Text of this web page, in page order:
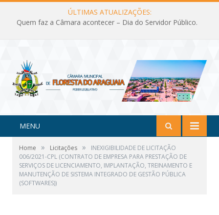
ÚLTIMAS ATUALIZAÇÕES:
Quem faz a Câmara acontecer – Dia do Servidor Público.
MENU
Home » Licitações »
INEXIGIBILIDADE DE LICITAÇÃO
006/2021-CPL (CONTRATO DE EMPRESA PARA PRESTAÇÃO DE
SERVIÇOS DE LICENCIAMENTO, IMPLANTAÇÃO, TREINAMENTO E
MANUTENÇÃO DE SISTEMA INTEGRADO DE GESTÃO PÚBLICA
(SOFTWARES))